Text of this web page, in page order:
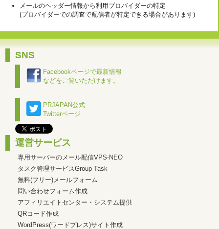
メールのヘッダー情報から利用プロバイダーの特定
(プロバイダーでの調査で配信者が特定できる場合があります)
SNS
Facebookページで最新情報
などをご覧いただけます。
PRJAPAN公式
Twitterページ
運営サービス
専用サーバーのメール配信VPS-NEO
タスク管理サービスGroup Task
無料(フリー)メールフォーム
問い合わせフォーム作成
アフィリエイトセンター・システム提供
QRコード作成
WordPress(ワードプレス)サイト作成